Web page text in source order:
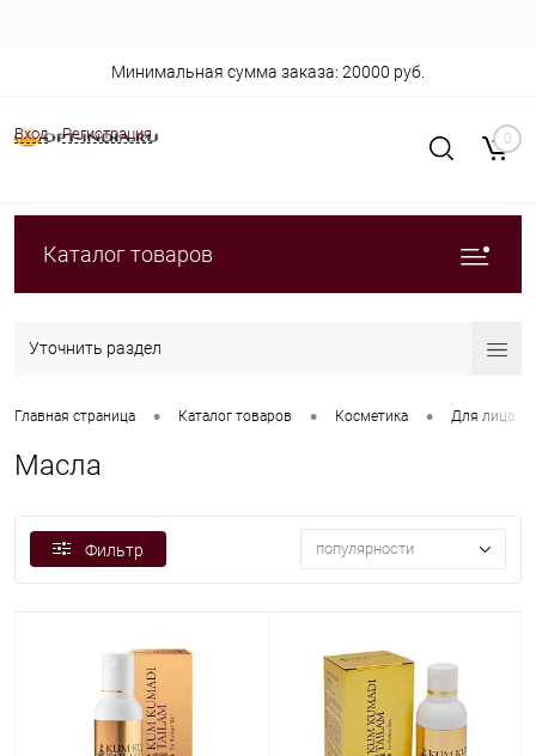
Вход Регистрация
Минимальная сумма заказа: 20000 руб.
0
Каталог товаров
Уточнить раздел
Главная страница • Каталог товаров • Косметика • Для лица
Масла
Фильтр популярности